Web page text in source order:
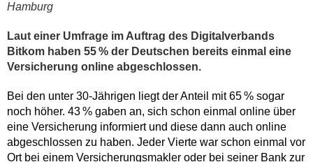
Hamburg
Laut einer Umfrage im Auftrag des Digitalverbands
Bitkom haben 55 % der Deutschen bereits einmal eine
Versicherung online abgeschlossen.
Bei den unter 30-Jährigen liegt der Anteil mit 65 % sogar
noch höher. 43 % gaben an, sich schon einmal online über
eine Versicherung informiert und diese dann auch online
abgeschlossen zu haben. Jeder Vierte war schon einmal vor
Ort bei einem Versicherungsmakler oder bei seiner Bank zur